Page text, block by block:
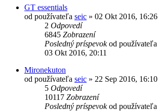
GT essentials
od používateľa seic » 02 Okt 2016, 16:26
2 Odpovedí
6845 Zobrazení
Posledný príspevokod používateľa
03 Okt 2016, 20:11
Mironekuton
od používateľa seic » 22 Sep 2016, 16:10
5 Odpovedí
10117 Zobrazení
Posledný príspevokod používateľa